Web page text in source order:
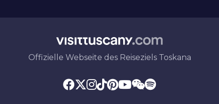
Offizielle Webseite des Reiseziels Toskana